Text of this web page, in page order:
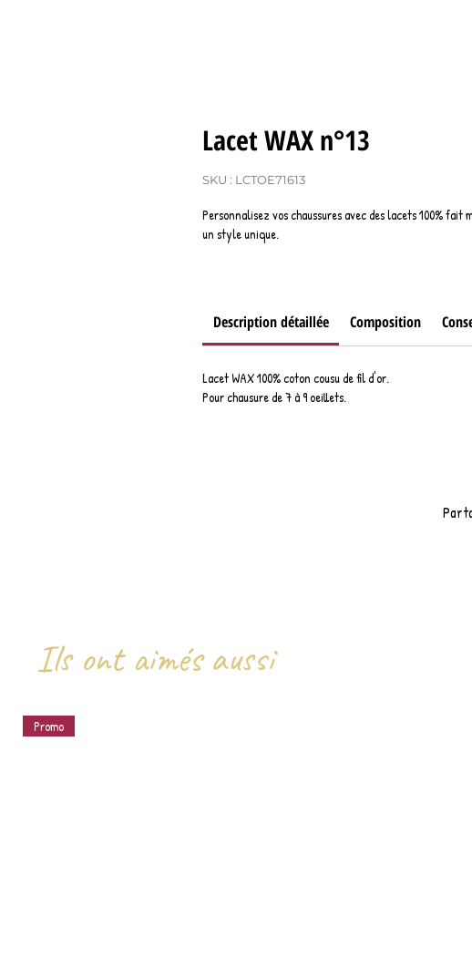
Lacet WAX n°13
SKU : LCTOE71613
Personnalisez vos chaussures avec des lacets 100% fait
un style unique.
Description détaillée Composition
Lacet WAX 100% coton cousu de fil d'or.
Pour chausure de 7 à 9 oeillets.
Ils ont aimés aussi
Promo